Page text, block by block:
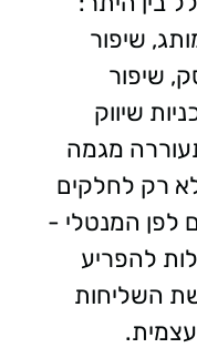
שיפור
שיפור
שיווק
מגמה
רק לחלקים
לפן המנטלי -
להפריע
השליחות